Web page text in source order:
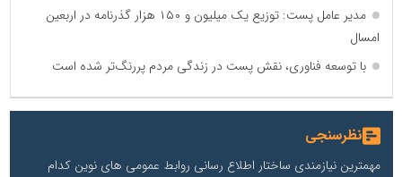
مدیر عامل پست: توزیع یک میلیون و ۱۵۰ هزار گذرنامه در اربعین
امسال
با توسعه فناوری، نقش پست در زندگی مردم پررنگ‌تر شده است
نظرسنجی
مهمترین نیازمندی ساختار اطلاع رسانی روابط عمومی های نوین کدام